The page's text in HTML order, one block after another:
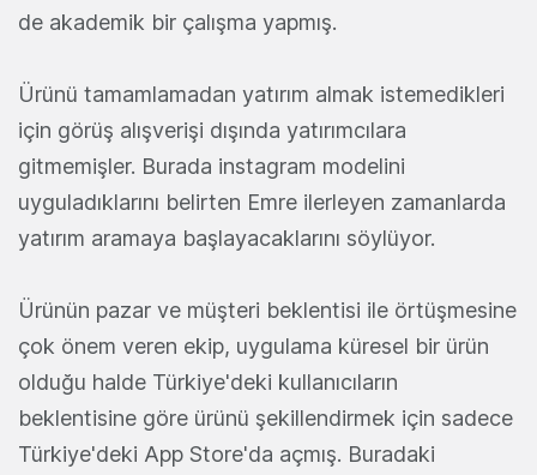
de akademik bir çalışma yapmış.
Ürünü tamamlamadan yatırım almak istemedikleri
için görüş alışverişi dışında yatırımcılara
gitmemişler. Burada instagram modelini
uyguladıklarını belirten Emre ilerleyen zamanlarda
yatırım aramaya başlayacaklarını söylüyor.
Ürünün pazar ve müşteri beklentisi ile örtüşmesine
çok önem veren ekip, uygulama küresel bir ürün
olduğu halde Türkiye'deki kullanıcıların
beklentisine göre ürünü şekillendirmek için sadece
Türkiye'deki App Store'da açmış. Buradaki